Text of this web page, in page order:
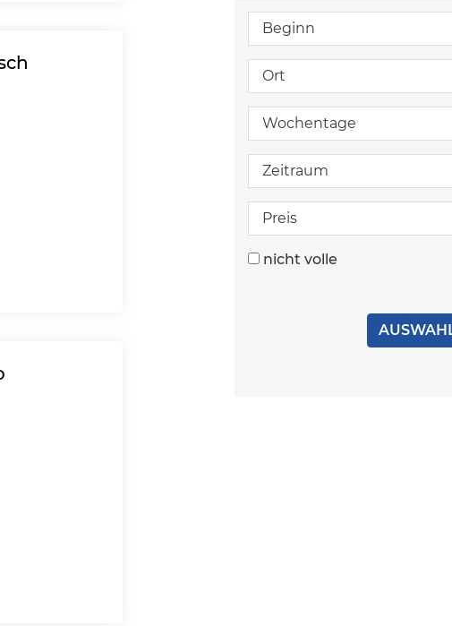
Beginn
Ort
Wochentage
Zeitraum
Preis
nicht volle